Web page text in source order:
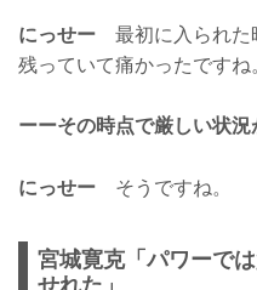
にっせー 最初に入られた
残っていて痛かったですね
ーーその時点で厳しい状況
にっせー そうですね。
宮城寛克「パワーで
せれた」